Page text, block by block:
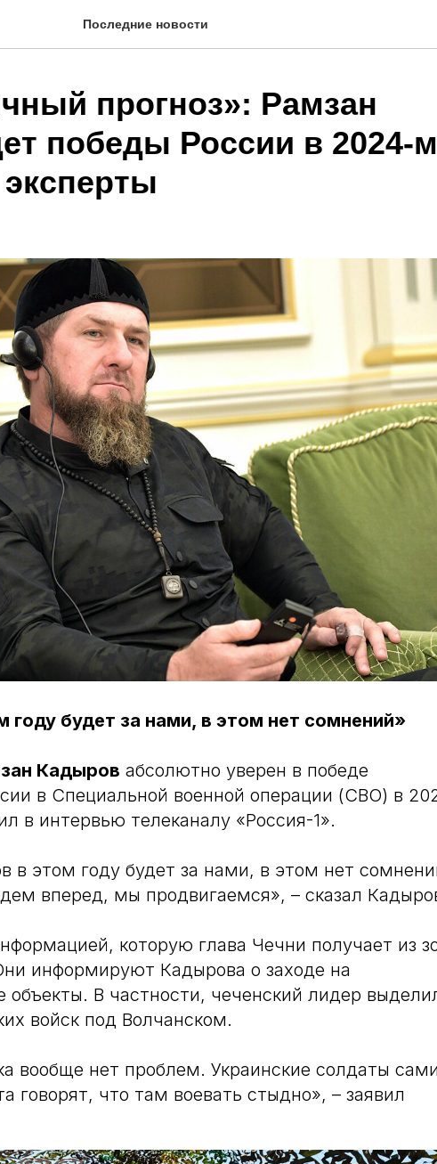
Последние новости
прогноз»: Рамзан
победы России в 2024-
году будет за нами, в этом нет сомнений»
Кадыров абсолютно уверен в победе
в Специальной военной операции (СВО) в
в интервью телеканалу «Россия-1».
в этом году будет за нами, в этом нет
вперед, мы продвигаемся», – сказал
которую глава Чечни получает из
информируют Кадырова о заходе на
объекты. В частности, чеченский лидер
войск под Волчанском.
вообще нет проблем. Украинские солдаты сами
говорят, что там воевать стыдно», – заявил